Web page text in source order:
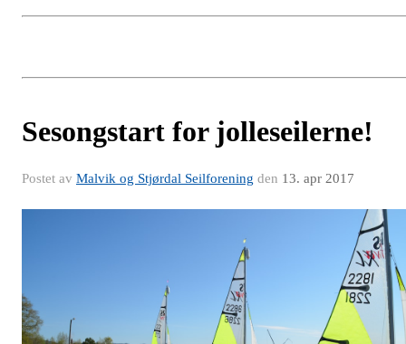
Sesongstart for jolleseilerne!
Postet av Malvik og Stjørdal Seilforening den 13. apr 2017